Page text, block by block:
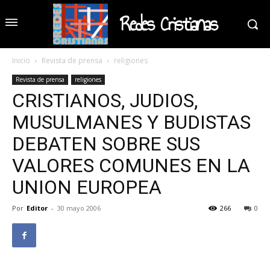
Redes Cristianas
Inicio Revista de prensa religiones
Revista de prensa religiones
CRISTIANOS, JUDIOS,
MUSULMANES Y BUDISTAS
DEBATEN SOBRE SUS
VALORES COMUNES EN LA
UNION EUROPEA
Por Editor - 30 mayo 2006 0
266